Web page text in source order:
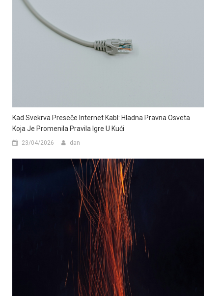
Kad Svekrva Preseče Internet Kabl: Hladna Pravna Osveta
Koja Je Promenila Pravila Igre U Kući
23/04/2026 dan